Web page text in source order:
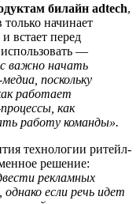
билайн adtech,
начинает
встает перед
—
важно начать
поскольку
работает
как
работу команды».
технологии ритейл-
решение:
рекламных
если речь идет